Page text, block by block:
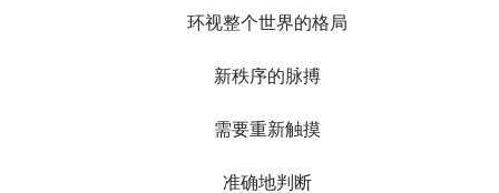
环视整个世界的格局
新秩序的脉搏
需要重新触摸
准确地判断